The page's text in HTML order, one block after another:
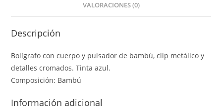
VALORACIONES (0)
Descripción
Bolígrafo con cuerpo y pulsador de bambú, clip metálico y
detalles cromados. Tinta azul.
Composición: Bambú
Información adicional